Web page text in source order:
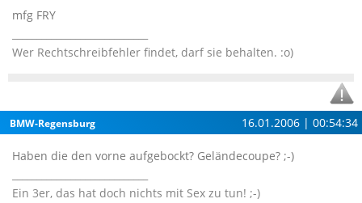
mfg FRY
Wer Rechtschreibfehler findet, darf sie behalten. :o)
BMW-Regensburg 16.01.2006 | 00:54:34
Haben die den vorne aufgebockt? Geländecoupe? ;-)
Ein 3er, das hat doch nichts mit Sex zu tun! ;-)